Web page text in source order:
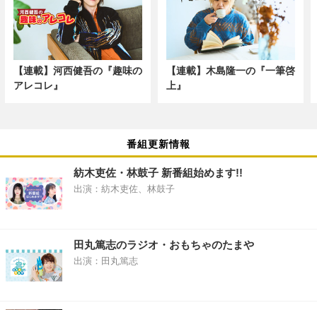
【連載】河西健吾の『趣味の
アレコレ』
【連載】木島隆一の『一筆啓
上』
番組更新情報
紡木吏佐・林鼓子 新番組始めます!!
出演：紡木吏佐、林鼓子
田丸篤志のラジオ・おもちゃのたまや
出演：田丸篤志